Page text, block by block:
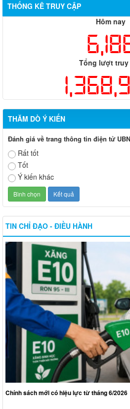
THỐNG KÊ TRUY CẬP
Hôm nay
Tổng lượt truy
THĂM DÒ Ý KIẾN
Đánh giá về trang thông tin điện tử
Rất tốt
Tốt
Ý kiến khác
TIN CHỈ ĐẠO - ĐIỀU HÀNH
Chính sách mới có hiệu lực từ tháng 6/2026